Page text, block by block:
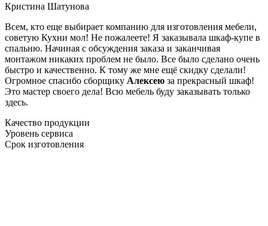
Кристина Шатунова
Всем, кто еще выбирает компанию для изготовления мебели,
советую Кухни мол! Не пожалеете! Я заказывала шкаф-купе в
спальню. Начиная с обсуждения заказа и заканчивая
монтажом никаких проблем не было. Все было сделано очень
быстро и качественно. К тому же мне ещё скидку сделали!
Огромное спасибо сборщику Алексею за прекрасный шкаф!
Это мастер своего дела! Всю мебель буду заказывать только
здесь.
Качество продукции
Уровень сервиса
Срок изготовления